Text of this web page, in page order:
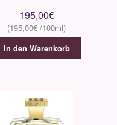
195,00€
195,00€
In den Warenkorb